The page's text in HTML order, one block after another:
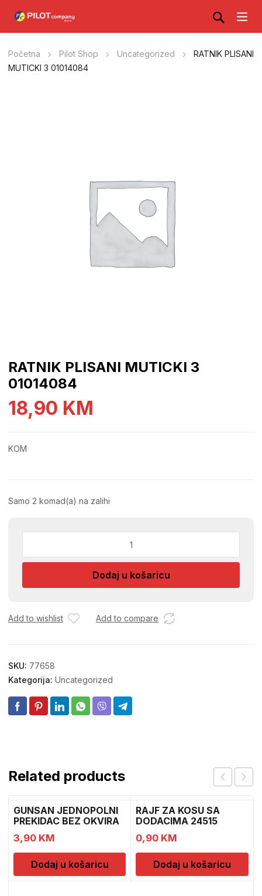
Početna Pilot Shop Uncategorized
RATNIK PLISANI
MUTICKI 3 01014084
RATNIK PLISANI MUTICKI 3
01014084
18,90 KM
KOM
Samo 2 komad(a) na zalihi
MUTICKI
01014084
Dodaj u košaricu
Add to wishlist Add to compare
SKU: 77658
Kategorija: Uncategorized
Related products
GUNSAN JEDNOPOLNI
PREKIDAC BEZ OKVIRA
11
3,90 KM
Dodaj u košaricu
RAJF ZA KOSU SA
DODACIMA 24515
CH52451
0,90 KM
Dodaj u košaricu